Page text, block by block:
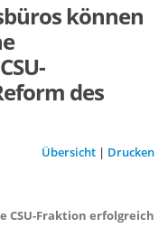
können
des
Übersicht | Drucken
Fraktion erfolgreich